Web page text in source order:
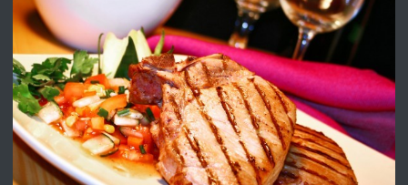
преди 10 месеца
ПРЕДЛАГА
Професионална броячна машина -
със сертификат от ЕЦБ
преди 1 година
ПРЕДЛАГА
Професионална зеленчукорезачка